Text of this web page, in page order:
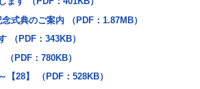
式典のご案内 （PDF：1.87MB）
（PDF：343KB）
PDF：780KB）
28】 （PDF：528KB）